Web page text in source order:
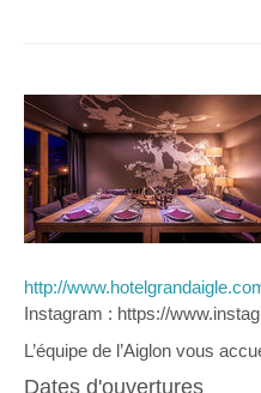
http://
Instagram : https://
L’équipe de l’Aiglon vous
Dates d'ouvertures